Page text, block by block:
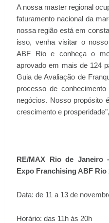
A nossa master regional
faturamento nacional da
nossa região está em
isso, venha visitar o
ABF Rio e conheça o
aprovado em mais de 124
Guia de Avaliação de
processo de
negócios. Nosso propósito
crescimento e
RE/MAX Rio de Janeiro
Expo Franchising ABF Rio
Data: de 11 a 13 de
Horário: das 11h às 20h